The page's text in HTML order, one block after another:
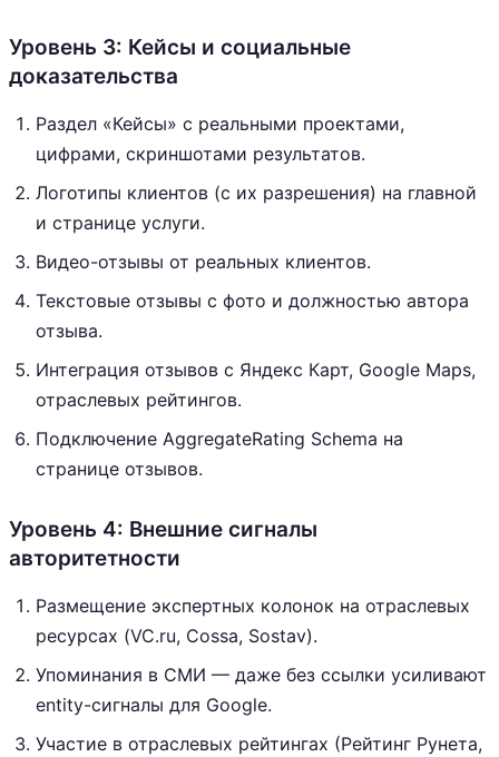
Уровень 3: Кейсы и социальные
доказательства
Раздел «Кейсы» с реальными проектами,
цифрами, скриншотами результатов.
Логотипы клиентов (с их разрешения) на главной
и странице услуги.
Видео-отзывы от реальных клиентов.
Текстовые отзывы с фото и должностью автора
отзыва.
Интеграция отзывов с Яндекс Карт, Google Maps,
отраслевых рейтингов.
Подключение AggregateRating Schema на
странице отзывов.
Уровень 4: Внешние сигналы
авторитетности
Размещение экспертных колонок на отраслевых
ресурсах (VC.ru, Cossa, Sostav).
Упоминания в СМИ — даже без ссылки усиливают
entity-сигналы для Google.
Участие в отраслевых рейтингах (Рейтинг Рунета,